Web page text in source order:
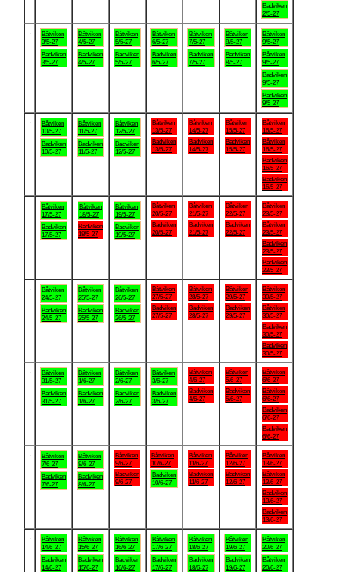
Badviken
2/5-27
Båtviken
3/5-27
Badviken
3/5-27
Båtviken
4/5-27
Badviken
4/5-27
Båtviken
5/5-27
Badviken
5/5-27
Båtviken
6/5-27
Badviken
6/5-27
Båtviken
7/5-27
Badviken
7/5-27
Båtviken
8/5-27
Badviken
8/5-27
Båtviken
9/5-27
Båtviken
9/5-27
Badviken
9/5-27
Badviken
9/5-27
Båtviken
10/5-27
Badviken
10/5-27
Båtviken
11/5-27
Badviken
11/5-27
Båtviken
12/5-27
Badviken
12/5-27
Båtviken
13/5-27
Badviken
13/5-27
Båtviken
14/5-27
Badviken
14/5-27
Båtviken
15/5-27
Badviken
15/5-27
Båtviken
16/5-27
Båtviken
16/5-27
Badviken
16/5-27
Badviken
16/5-27
Båtviken
17/5-27
Badviken
17/5-27
Båtviken
18/5-27
Badviken
18/5-27
Båtviken
19/5-27
Badviken
19/5-27
Båtviken
20/5-27
Badviken
20/5-27
Båtviken
21/5-27
Badviken
21/5-27
Båtviken
22/5-27
Badviken
22/5-27
Båtviken
23/5-27
Båtviken
23/5-27
Badviken
23/5-27
Badviken
23/5-27
Båtviken
24/5-27
Badviken
24/5-27
Båtviken
25/5-27
Badviken
25/5-27
Båtviken
26/5-27
Badviken
26/5-27
Båtviken
27/5-27
Badviken
27/5-27
Båtviken
28/5-27
Badviken
28/5-27
Båtviken
29/5-27
Badviken
29/5-27
Båtviken
30/5-27
Båtviken
30/5-27
Badviken
30/5-27
Badviken
30/5-27
Båtviken
31/5-27
Badviken
31/5-27
Båtviken
1/6-27
Badviken
1/6-27
Båtviken
2/6-27
Badviken
2/6-27
Båtviken
3/6-27
Badviken
3/6-27
Båtviken
4/6-27
Badviken
4/6-27
Båtviken
5/6-27
Badviken
5/6-27
Båtviken
6/6-27
Båtviken
6/6-27
Badviken
6/6-27
Badviken
6/6-27
Båtviken
7/6-27
Badviken
7/6-27
Båtviken
8/6-27
Badviken
8/6-27
Båtviken
9/6-27
Badviken
9/6-27
Båtviken
10/6-27
Badviken
10/6-27
Båtviken
11/6-27
Badviken
11/6-27
Båtviken
12/6-27
Badviken
12/6-27
Båtviken
13/6-27
Båtviken
13/6-27
Badviken
13/6-27
Badviken
13/6-27
Båtviken
14/6-27
Badviken
14/6-27
Båtviken
15/6-27
Badviken
15/6-27
Båtviken
16/6-27
Badviken
16/6-27
Båtviken
17/6-27
Badviken
17/6-27
Båtviken
18/6-27
Badviken
18/6-27
Båtviken
19/6-27
Badviken
19/6-27
Båtviken
20/6-27
Båtviken
20/6-27